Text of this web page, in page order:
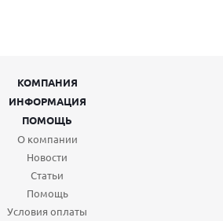
КОМПАНИЯ
ИНФОРМАЦИЯ
ПОМОЩЬ
О компании
Новости
Статьи
Помощь
Условия оплаты